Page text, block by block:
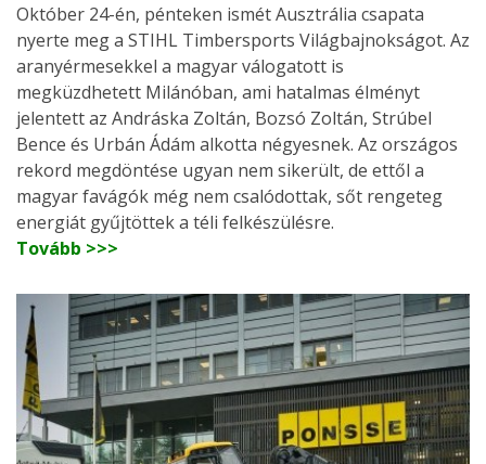
Október 24-én, pénteken ismét Ausztrália csapata
nyerte meg a STIHL Timbersports Világbajnokságot. Az
aranyérmesekkel a magyar válogatott is
megküzdhetett Milánóban, ami hatalmas élményt
jelentett az Andráska Zoltán, Bozsó Zoltán, Strúbel
Bence és Urbán Ádám alkotta négyesnek. Az országos
rekord megdöntése ugyan nem sikerült, de ettől a
magyar favágók még nem csalódottak, sőt rengeteg
energiát gyűjtöttek a téli felkészülésre.
Tovább >>>